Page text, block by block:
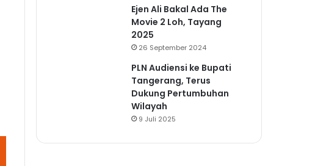
Ejen Ali Bakal Ada The
Movie 2 Loh, Tayang
2025
26 September 2024
PLN Audiensi ke Bupati
Tangerang, Terus
Dukung Pertumbuhan
Wilayah
9 Juli 2025